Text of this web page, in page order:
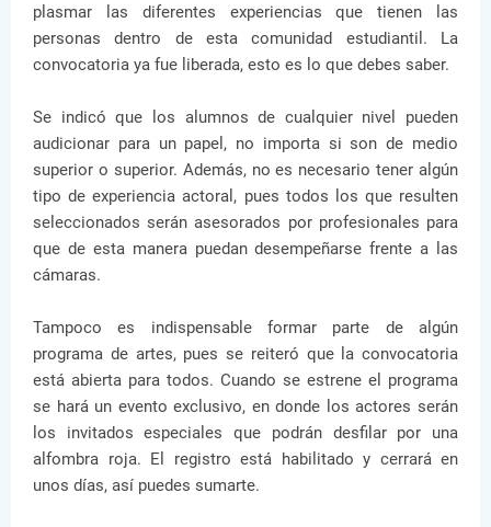
plasmar las diferentes experiencias que tienen las
personas dentro de esta comunidad estudiantil. La
convocatoria ya fue liberada, esto es lo que debes saber.
Se indicó que los alumnos de cualquier nivel pueden
audicionar para un papel, no importa si son de medio
superior o superior. Además, no es necesario tener algún
tipo de experiencia actoral, pues todos los que resulten
seleccionados serán asesorados por profesionales para
que de esta manera puedan desempeñarse frente a las
cámaras.
Tampoco es indispensable formar parte de algún
programa de artes, pues se reiteró que la convocatoria
está abierta para todos. Cuando se estrene el programa
se hará un evento exclusivo, en donde los actores serán
los invitados especiales que podrán desfilar por una
alfombra roja. El registro está habilitado y cerrará en
unos días, así puedes sumarte.